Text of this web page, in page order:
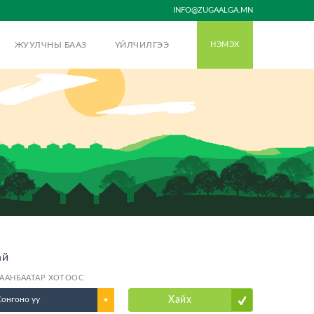
INFO@ZUGAALGA.MN
ЖУУЛЧНЫ БААЗ ҮЙЛЧИЛГЭЭ НЭМЭХ
ХОТООС
уу Хайх